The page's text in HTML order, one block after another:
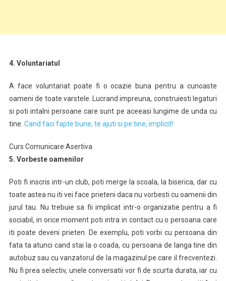
4. Voluntariatul
A face voluntariat poate fi o ocazie buna pentru a cunoaste
oameni de toate varstele. Lucrand impreuna, construiesti legaturi
si poti intalni persoane care sunt pe aceeasi lungime de unda cu
tine. Cand faci fapte bune, te ajuti si pe tine, implicit!
Curs Comunicare Asertiva
5. Vorbeste oamenilor
Poti fi inscris intr-un club, poti merge la scoala, la biserica, dar cu
toate astea nu iti vei face prieteni daca nu vorbesti cu oamenii din
jurul tau. Nu trebuie sa fii implicat intr-o organizatie pentru a fi
sociabil, in orice moment poti intra in contact cu o persoana care
iti poate deveni prieten. De exemplu, poti vorbi cu persoana din
fata ta atunci cand stai la o coada, cu persoana de langa tine din
autobuz sau cu vanzatorul de la magazinul pe care il frecventezi.
Nu fi prea selectiv, unele conversatii vor fi de scurta durata, iar cu